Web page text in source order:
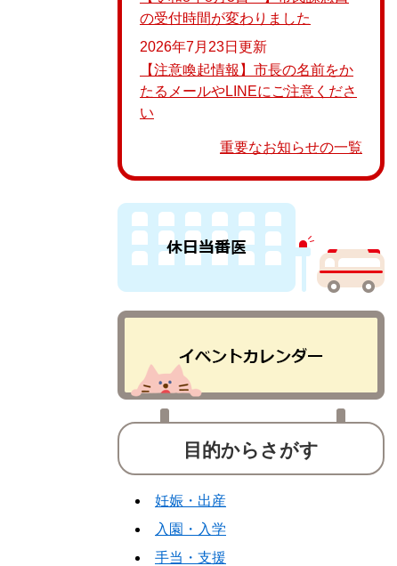
の受付時間が変わりました
2026年7月23日更新
【注意喚起情報】市長の名前をか
たるメールやLINEにご注意くださ
い
重要なお知らせの一覧
目的からさがす
妊娠・出産
入園・入学
手当・支援